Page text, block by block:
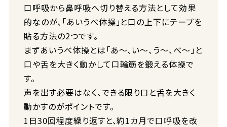
口呼吸から鼻呼吸へ切り替える方法として効果
的なのが、「あいうべ体操」と口の上下にテープを
貼る方法の2つです。
まずあいうべ体操とは「あ～、い〜、う〜、べ～」と
口や舌を大きく動かして口輪筋を鍛える体操で
す。
声を出す必要はなく、できる限り口と舌を大きく
動かすのがポイントです。
1日30回程度繰り返すと、約1カ月で口呼吸を改